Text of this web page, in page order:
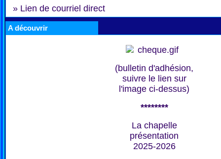
» Lien de courriel direct
A découvrir
(bulletin d'adhésion,
suivre le lien sur
l'image ci-dessus)
********
La chapelle
présentation
2025-2026